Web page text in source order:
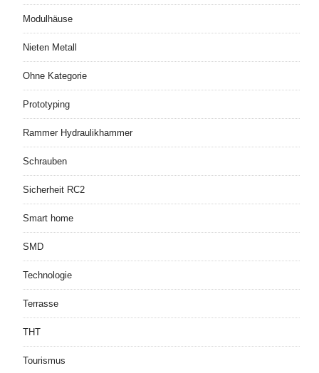
Modulhäuse
Nieten Metall
Ohne Kategorie
Prototyping
Rammer Hydraulikhammer
Schrauben
Sicherheit RC2
Smart home
SMD
Technologie
Terrasse
THT
Tourismus